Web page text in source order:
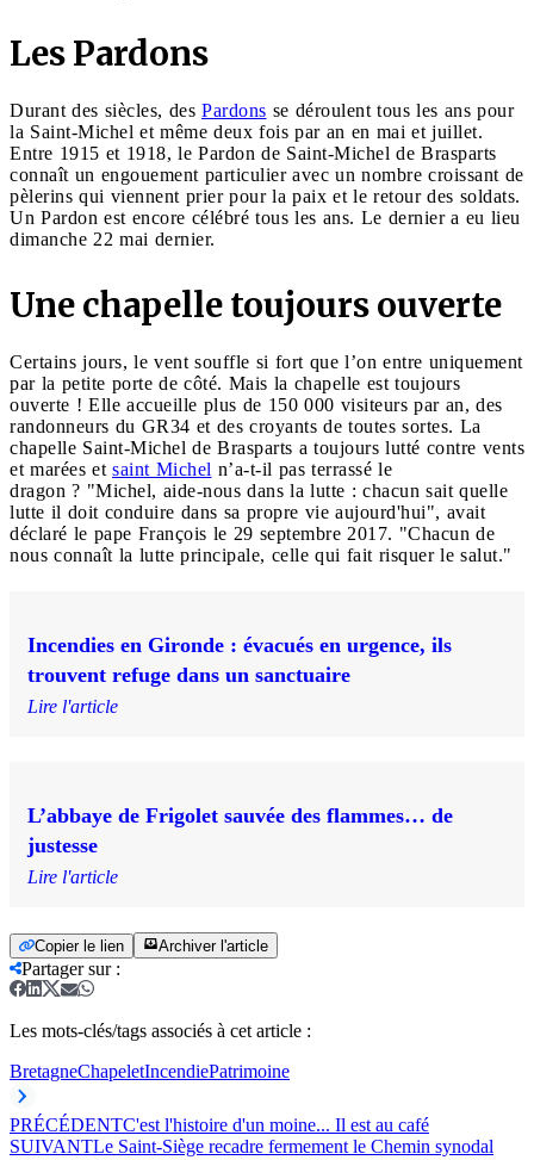
Les Pardons
Durant des siècles, des Pardons se déroulent tous les ans pour
la Saint-Michel et même deux fois par an en mai et juillet.
Entre 1915 et 1918, le Pardon de Saint-Michel de Brasparts
connaît un engouement particulier avec un nombre croissant de
pèlerins qui viennent prier pour la paix et le retour des soldats.
Un Pardon est encore célébré tous les ans. Le dernier a eu lieu
dimanche 22 mai dernier.
Une chapelle toujours ouverte
Certains jours, le vent souffle si fort que l’on entre uniquement
par la petite porte de côté. Mais la chapelle est toujours
ouverte ! Elle accueille plus de 150 000 visiteurs par an, des
randonneurs du GR34 et des croyants de toutes sortes. La
chapelle Saint-Michel de Brasparts a toujours lutté contre vents
et marées et saint Michel n’a-t-il pas terrassé le
dragon ? "Michel, aide-nous dans la lutte : chacun sait quelle
lutte il doit conduire dans sa propre vie aujourd'hui", avait
déclaré le pape François le 29 septembre 2017. "Chacun de
nous connaît la lutte principale, celle qui fait risquer le salut."
Incendies en Gironde : évacués en urgence, ils
trouvent refuge dans un sanctuaire
Lire l'article
L’abbaye de Frigolet sauvée des flammes… de
justesse
Lire l'article
Copier le lien Archiver l'article
Partager sur:
Les mots-clés/tags associés à cet article :
BretagneChapeletIncendiePatrimoine
PRÉCÉDENTC'est l'histoire d'un moine... Il est au café
SUIVANTLe Saint-Siège recadre fermement le Chemin synodal